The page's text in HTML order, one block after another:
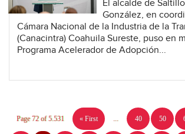
El alcalde de
González, en
Cámara Nacional de la Industria de la
(Canacintra) Coahuila Sureste, puso en
Programa Acelerador de Adopción...
Page 72 of 5.531 « First 40 50